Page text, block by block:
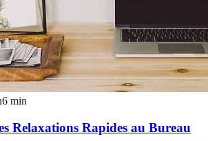
6 min
Relaxations Rapides au Bureau